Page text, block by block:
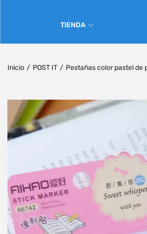
TIENDA
Inicio / POST IT / Pestañas color pastel de